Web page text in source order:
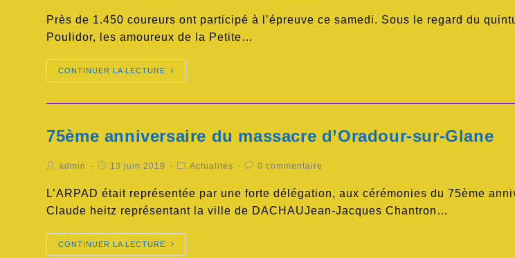
Près de 1.450 coureurs ont participé à l’épreuve ce samedi. Sous le regard du
Poulidor, les amoureux de la Petite…
CONTINUER LA LECTURE
75ème anniversaire du massacre d’Oradour-sur-Glane
admin 13 juin 2019 Actualités 0 commentaire
L’ARPAD était représentée par une forte délégation, aux cérémonies du 75ème
Claude heitz représentant la ville de DACHAUJean-Jacques Chantron…
CONTINUER LA LECTURE